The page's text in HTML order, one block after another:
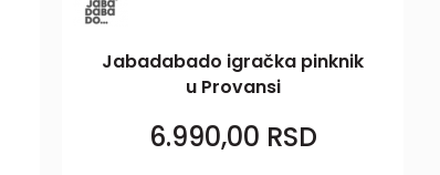
Jabadabado igračka pinknik
u Provansi
6.990,00 RSD